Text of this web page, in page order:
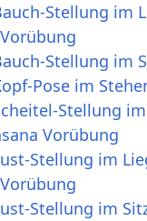
Stellung im
Stellung im
Pose im
Stellung
Vorübung
Stellung im
Stellung im